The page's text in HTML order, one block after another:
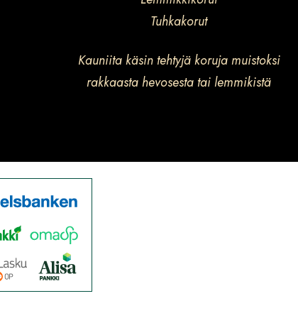
Tuhkakorut
Kauniita käsin tehtyjä koruja muistoksi
rakkaasta hevosesta tai lemmikistä